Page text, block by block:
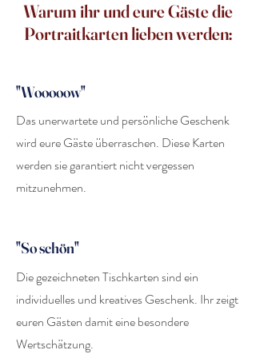
Warum ihr und eure Gäste die
Portraitkarten lieben werden:
"Wooooow"
Das unerwartete und persönliche Geschenk
wird eure Gäste überraschen. Diese Karten
werden sie garantiert nicht vergessen
mitzunehmen.
"So schön"
Die gezeichneten Tischkarten sind ein
individuelles und kreatives Geschenk. Ihr zeigt
euren Gästen damit eine besondere
Wertschätzung.